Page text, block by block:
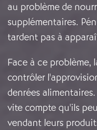
au problème de
supplémentaires.
tardent pas à
Face à ce problème,
contrôler
denrées
vite compte qu'ils
vendant leurs